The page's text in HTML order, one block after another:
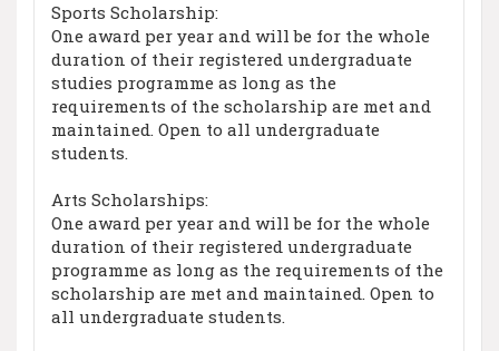
Sports Scholarship:
One award per year and will be for the whole
duration of their registered undergraduate
studies programme as long as the
requirements of the scholarship are met and
maintained. Open to all undergraduate
students.
Arts Scholarships:
One award per year and will be for the whole
duration of their registered undergraduate
programme as long as the requirements of the
scholarship are met and maintained. Open to
all undergraduate students.